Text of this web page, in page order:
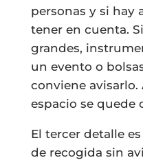
personas y si hay
tener en cuenta.
grandes,
un evento o
conviene avisarlo.
espacio se quede
El tercer detalle
de recogida sin